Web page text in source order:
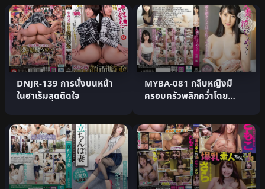
DNJR-139 การนั่งบนหน้า
ในฮาเร็มสุดติดใจ
MYBA-081 กลีบหญิงมี
ครอบครัวพลิกคว่ำโดย
Yukishiro Ichiho